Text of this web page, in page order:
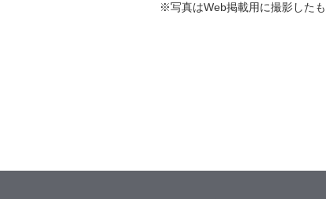
※写真はWeb掲載用に撮影した